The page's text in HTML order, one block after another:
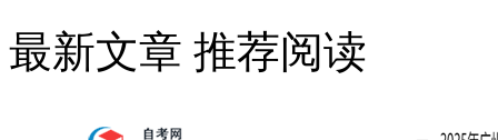
最新文章 推荐阅读